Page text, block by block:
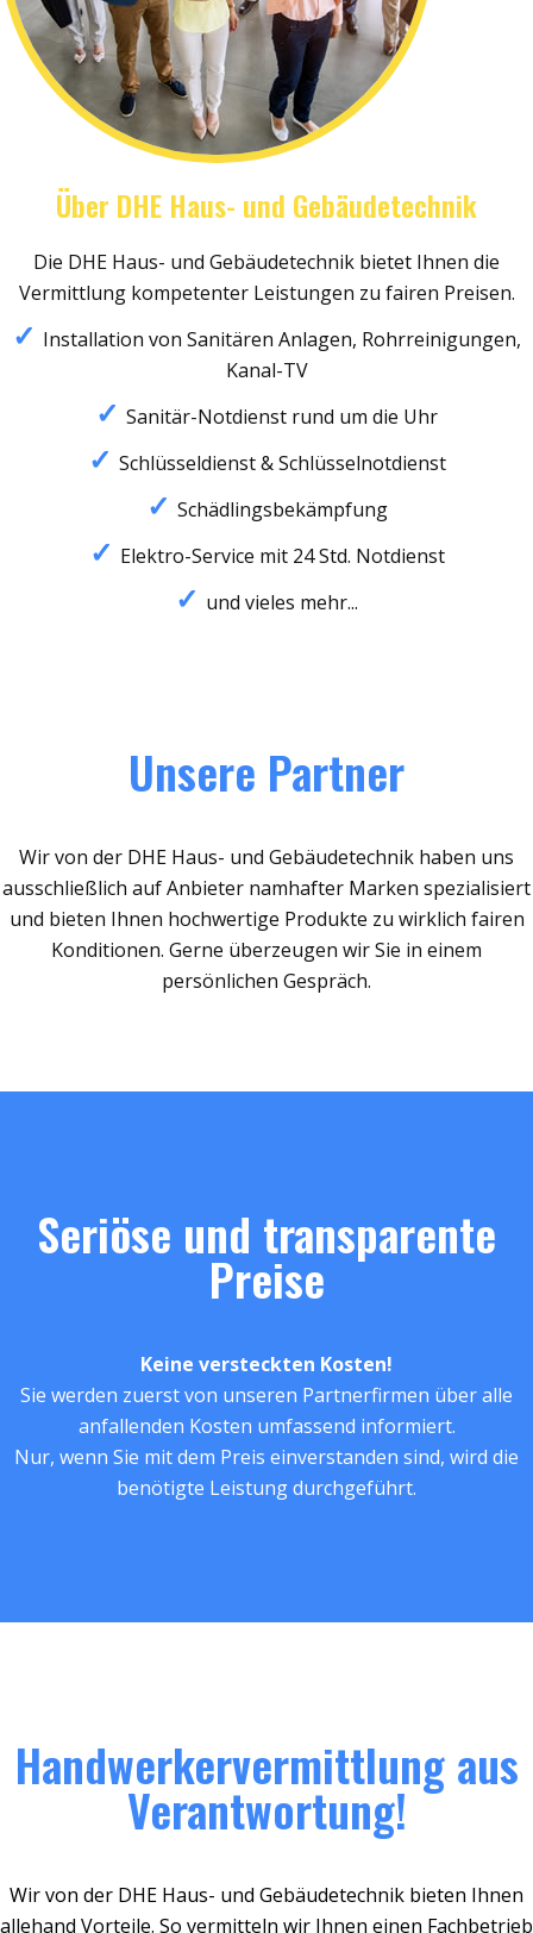
Über DHE Haus- und Gebäudetechnik
Die DHE Haus- und Gebäudetechnik bietet Ihnen die
Vermittlung kompetenter Leistungen zu fairen Preisen.
Installation von Sanitären Anlagen, Rohrreinigungen,
Kanal-TV
Sanitär-Notdienst rund um die Uhr
Schlüsseldienst & Schlüsselnotdienst
Schädlingsbekämpfung
Elektro-Service mit 24 Std. Notdienst
und vieles mehr...
Unsere Partner
Wir von der DHE Haus- und Gebäudetechnik haben uns
ausschließlich auf Anbieter namhafter Marken spezialisiert
und bieten Ihnen hochwertige Produkte zu wirklich fairen
Konditionen. Gerne überzeugen wir Sie in einem
persönlichen Gespräch.
Seriöse und transparente
Preise
Keine versteckten Kosten!
Sie werden zuerst von unseren Partnerfirmen über alle
anfallenden Kosten umfassend informiert.
Nur, wenn Sie mit dem Preis einverstanden sind, wird die
benötigte Leistung durchgeführt.
Handwerkervermittlung aus
Verantwortung!
Wir von der DHE Haus- und Gebäudetechnik bieten Ihnen
allehand Vorteile. So vermitteln wir Ihnen einen Fachbetrieb